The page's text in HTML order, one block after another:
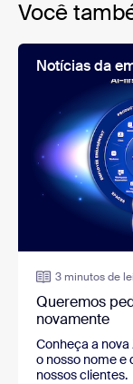
Você
Notícias da
3 minutos de
Queremos
novamente
Conheça a
o nosso nome e
nossos clientes.